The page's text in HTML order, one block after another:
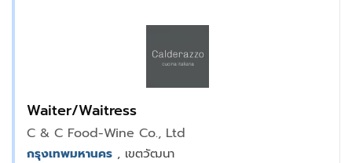
Waiter/Waitress
C & C Food-Wine Co., Ltd
กรุงเทพมหานคร , เขตวัฒนา